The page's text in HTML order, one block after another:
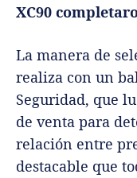
XC90
La manera de
realiza con un
Seguridad, que
de venta para
relación entre
destacable que